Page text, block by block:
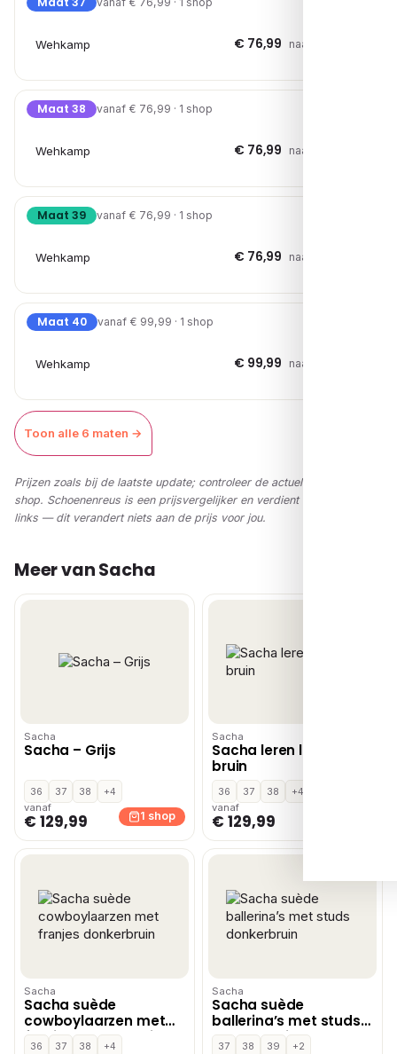
Wehkamp € 76,99 naar shop →
Maat 38 vanaf € 76,99 · 1 shop
Wehkamp € 76,99 naar shop →
Maat 39 vanaf € 76,99 · 1 shop
Wehkamp € 76,99 naar shop →
Maat 40 vanaf € 99,99 · 1 shop
Wehkamp € 99,99 naar shop →
Toon alle 6 maten →
Prijzen zoals bij de laatste update; controleer de actuele prijs in de
shop. Schoenenreus is een prijsvergelijker en verdient via affiliate-
links — dit verandert niets aan de prijs voor jou.
Meer van Sacha
Sacha
Sacha – Grijs
36 37 38
+4
vanaf
€ 129,99 1 shop
Sacha
Sacha leren loafers
bruin
36 37 38
+4
vanaf
€ 129,99
Sacha
Sacha suède
cowboylaarzen met
franjes donkerbruin
36 37 38
+4
Sacha
Sacha suède
ballerina’s met studs
donkerbruin
37 38 39
+2